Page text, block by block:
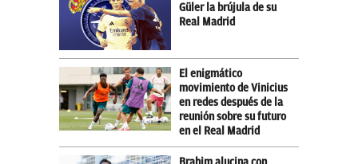
Güler la brújula de su
Real Madrid
El enigmático
movimiento de Vinicius
en redes después de la
reunión sobre su futuro
en el Real Madrid